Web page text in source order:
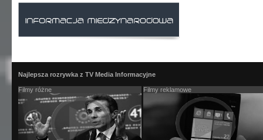
Najlepsza rozrywka z TV Media Informacyjne
Filmy różne Filmy reklamowe